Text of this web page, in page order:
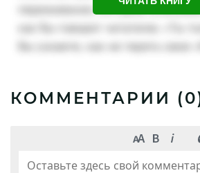
КОММЕНТАРИИ (0